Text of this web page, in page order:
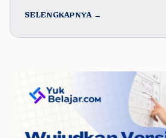
SELENGKAPNYA →